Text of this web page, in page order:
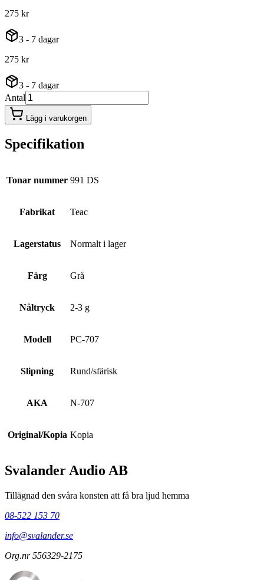
275 kr
3 - 7 dagar
275 kr
3 - 7 dagar
Antal
Lägg i varukorgen
Specifikation
Tonar nummer 991 DS
Fabrikat Teac
Lagerstatus Normalt i lager
Färg Grå
Nåltryck 2-3 g
Modell PC-707
Slipning Rund/sfärisk
AKA N-707
Original/Kopia Kopia
Svalander Audio AB
Tillägnad den svåra konsten att få bra ljud hemma
08-522 153 70
info@svalander.se
Org.nr 556329-2175